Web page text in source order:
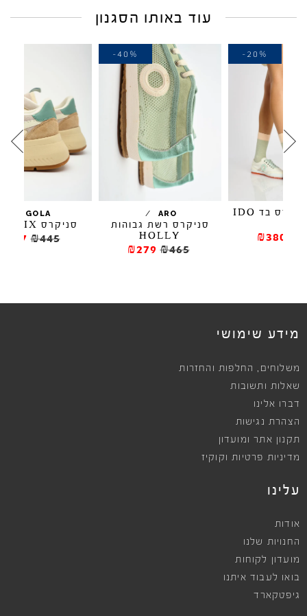
עוד באותו הסגנון
סניקרס רשת גבוהות
₪279
-40%
סניקרס PHOENIX
₪267
מידע שימושי
משלוחים , החלפות והחזרות
שאלות ותשובות
דברו אלינו
הצהרת נגישות
תקנון אתר ומועדון
מדיניות פרטיות וקוקיז
עלינו
אודות
החנויות שלנו
מועדון לקוחות
בואו לעבוד איתנו
גיפטקארד